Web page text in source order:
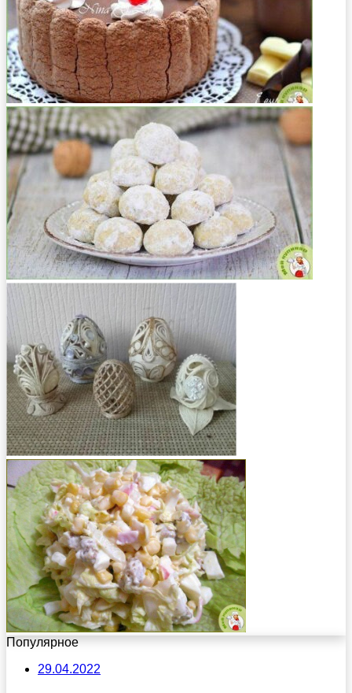
Популярное
29.04.2022